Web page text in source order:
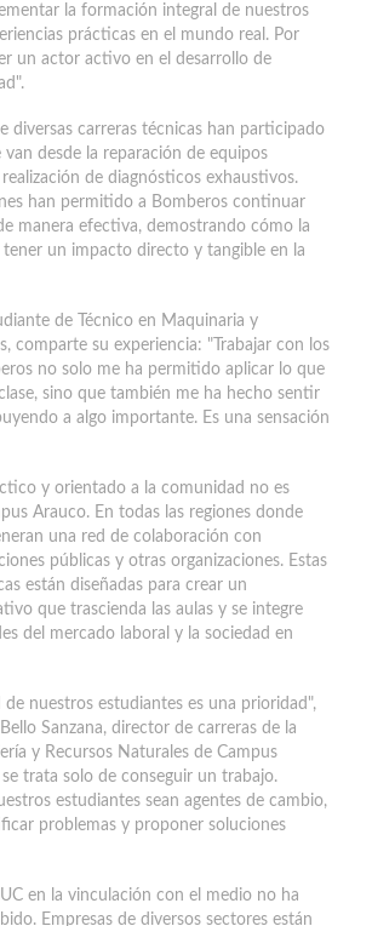
la formación integral de nuestros
prácticas en el mundo real. Por
un actor activo en el desarrollo de
diversas carreras técnicas han participado
desde la reparación de equipos
de diagnósticos exhaustivos.
han permitido a Bomberos continuar
manera efectiva, demostrando cómo la
un impacto directo y tangible en la
de Técnico en Maquinaria y
comparte su experiencia: "Trabajar con los
no solo me ha permitido aplicar lo que
sino que también me ha hecho sentir
a algo importante. Es una sensación
y orientado a la comunidad no es
Arauco. En todas las regiones donde
una red de colaboración con
públicas y otras organizaciones. Estas
están diseñadas para crear un
que trascienda las aulas y se integre
del mercado laboral y la sociedad en
de nuestros estudiantes es una prioridad",
Sanzana, director de carreras de la
y Recursos Naturales de Campus
trata solo de conseguir un trabajo.
estudiantes sean agentes de cambio,
problemas y proponer soluciones
en la vinculación con el medio no ha
Empresas de diversos sectores están